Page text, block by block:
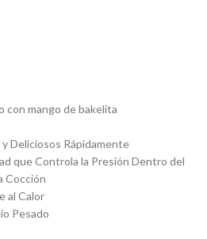
con mango de bakelita
Deliciosos Rápidamente
que Controla la Presión Dentro del
Cocción
al Calor
Pesado